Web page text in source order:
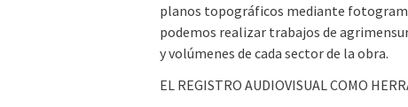
planos topográficos mediante
podemos realizar trabajos de
y volúmenes de cada sector de la obra.
EL REGISTRO AUDIOVISUAL COMO